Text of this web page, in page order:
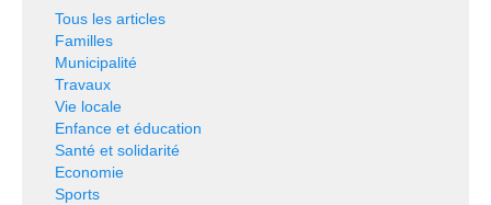
Tous les articles
Familles
Municipalité
Travaux
Vie locale
Enfance et éducation
Santé et solidarité
Economie
Sports